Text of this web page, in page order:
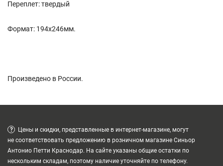
Переплет: твердый
Формат: 194х246мм.
Произведено в России.
?
Цены и скидки, представленные в интернет-магазине, могут
не соответствовать предложению в розничном магазине Синьор
Антонио Петти Краснодар. На сайте указаны общие остатки по
нескольким складам, поэтому наличие уточняйте по телефону.